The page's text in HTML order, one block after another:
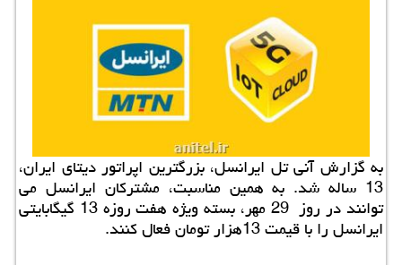
به گزارش آنی تل ایرانسل، بزرگترین اپراتور دیتای ایران،
13 ساله شد. به همین مناسبت، مشتركان ایرانسل می
توانند در روز 29 مهر، بسته ویژه هفت روزه 13 گیگابایتی
ایرانسل را با قیمت 13هزار تومان فعال كنند.